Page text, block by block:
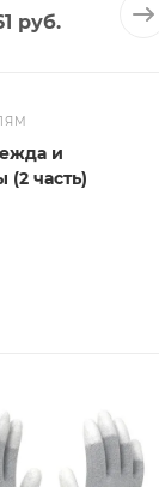
руб.
и
(2 часть)